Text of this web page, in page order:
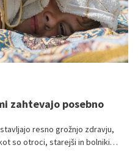
zahtevajo posebno
resno grožnjo zdravju,
so otroci, starejši in bolniki.